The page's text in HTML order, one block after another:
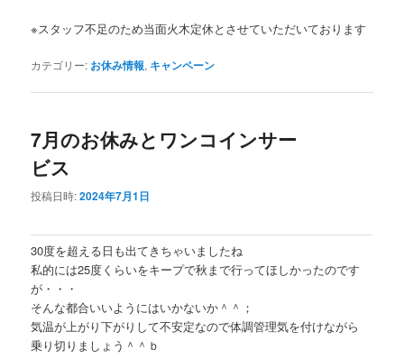
※スタッフ不足のため当面火木定休とさせていただいております
カテゴリー: お休み情報, キャンペーン
7月のお休みとワンコインサー
ビス
投稿日時:2024年7月1日
30度を超える日も出てきちゃいましたね
私的には25度くらいをキープで秋まで行ってほしかったのです
が・・・
そんな都合いいようにはいかないか＾＾；
気温が上がり下がりして不安定なので体調管理気を付けながら
乗り切りましょう＾＾ｂ